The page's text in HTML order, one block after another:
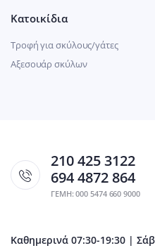
Κατοικίδια
Τροφή για σκύλους/γάτες
Αξεσουάρ σκύλων
210 425 3122
694 4872 864
ΓΕΜΗ: 000 5474 660 9000
Καθημερινά 07:30-19:30 |